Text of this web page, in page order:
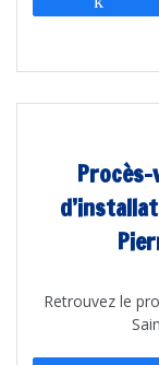
Retrouvez le